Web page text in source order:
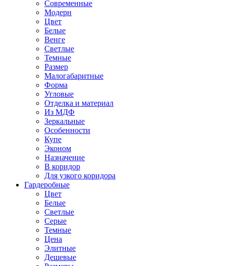
Современные
Модерн
Цвет
Белые
Венге
Светлые
Темные
Размер
Малогабаритные
Форма
Угловые
Отделка и материал
Из МДФ
Зеркальные
Особенности
Купе
Эконом
Назначение
В коридор
Для узкого коридора
Гардеробные
Цвет
Белые
Светлые
Серые
Темные
Цена
Элитные
Дешевые